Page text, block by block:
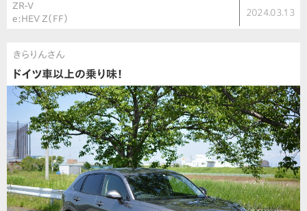
ZR-V
e:HEV Z（FF）
2024.03.13
きらりんさん
ドイツ車以上の乗り味！